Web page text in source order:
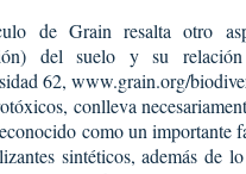
de Grain resalta otro
del suelo y su
62, www.grain.org/
conlleva
como un importante
sintéticos, además de